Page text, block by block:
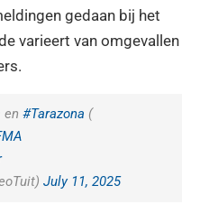
gedaan bij het
varieert van omgevallen
en #Tarazona (
July 11, 2025